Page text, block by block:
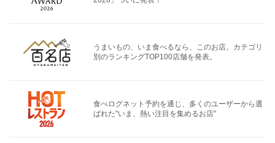
うまいもの、いま食べるなら、このお店。カテゴリ
別のランキングTOP100店舗を発表。
食べログネット予約を通じ、多くのユーザーから選
ばれた"いま、熱い注目を集めるお店"